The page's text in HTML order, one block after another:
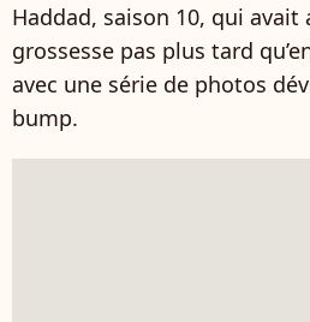
Haddad, saison 10, qui avait
grossesse pas plus tard
avec une série de photos
bump.